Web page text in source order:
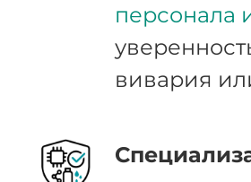
персонала
вивария